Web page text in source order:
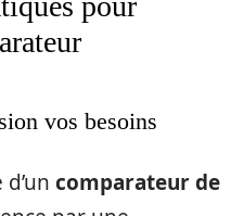
vos besoins
comparateur de